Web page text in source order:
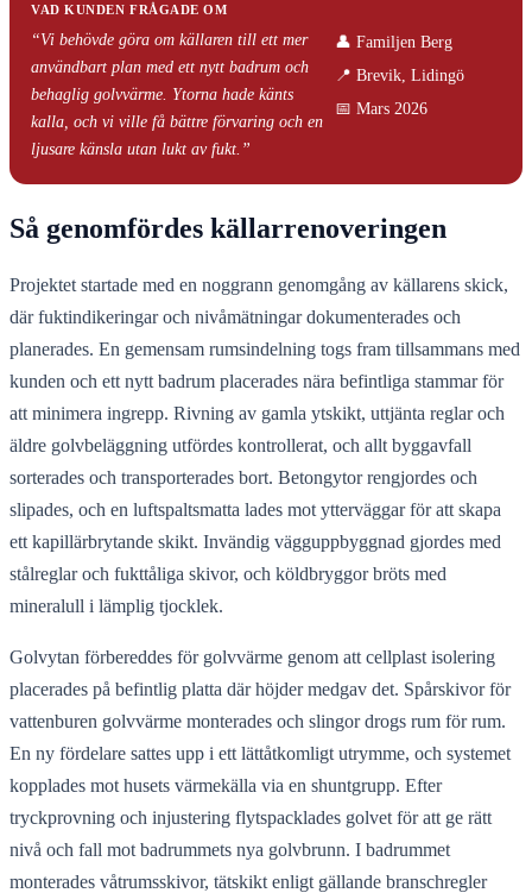
VAD KUNDEN FRÅGADE OM
“Vi behövde göra om källaren till ett mer
användbart plan med ett nytt badrum och
behaglig golvvärme. Ytorna hade känts
kalla, och vi ville få bättre förvaring och en
ljusare känsla utan lukt av fukt.”
👤 Familjen Berg
📍 Brevik, Lidingö
📅 Mars 2026
Så genomfördes källarrenoveringen
Projektet startade med en noggrann genomgång av källarens skick,
där fuktindikeringar och nivåmätningar dokumenterades och
planerades. En gemensam rumsindelning togs fram tillsammans med
kunden och ett nytt badrum placerades nära befintliga stammar för
att minimera ingrepp. Rivning av gamla ytskikt, uttjänta reglar och
äldre golvbeläggning utfördes kontrollerat, och allt byggavfall
sorterades och transporterades bort. Betongytor rengjordes och
slipades, och en luftspaltsmatta lades mot ytterväggar för att skapa
ett kapillärbrytande skikt. Invändig vägguppbyggnad gjordes med
stålreglar och fukttåliga skivor, och köldbryggor bröts med
mineralull i lämplig tjocklek.
Golvytan förbereddes för golvvärme genom att cellplast isolering
placerades på befintlig platta där höjder medgav det. Spårskivor för
vattenburen golvvärme monterades och slingor drogs rum för rum.
En ny fördelare sattes upp i ett lättåtkomligt utrymme, och systemet
kopplades mot husets värmekälla via en shuntgrupp. Efter
tryckprovning och injustering flytspacklades golvet för att ge rätt
nivå och fall mot badrummets nya golvbrunn. I badrummet
monterades våtrumsskivor, tätskikt enligt gällande branschregler